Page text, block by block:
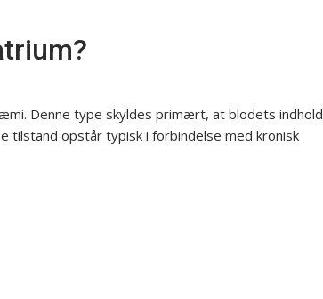
Denne type skyldes primært, at blodets indhold
tilstand opstår typisk i forbindelse med kronisk